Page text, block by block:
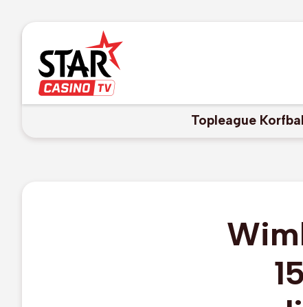
Topleague Korfbal